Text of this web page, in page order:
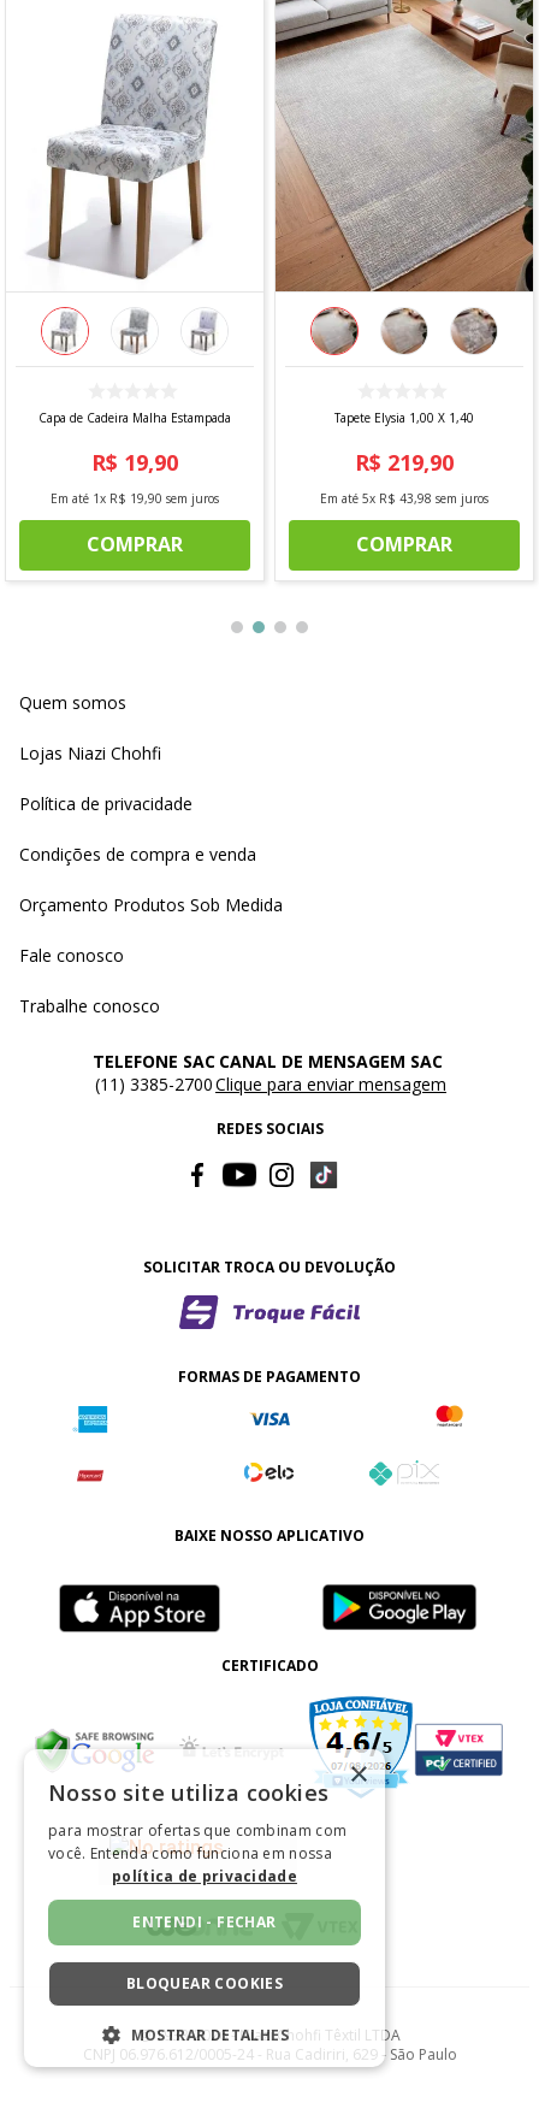
Capa de Cadeira Malha Estampada
R$ 19,90
Em até 1x R$ 19,90 sem juros
COMPRAR
Tapete Elysia 1,00 X 1,40
R$ 219,90
Em até 5x R$ 43,98 sem juros
COMPRAR
Quem somos
Lojas Niazi Chohfi
Política de privacidade
Condições de compra e venda
Orçamento Produtos Sob Medida
Fale conosco
Trabalhe conosco
TELEFONE SAC
(11) 3385-2700
CANAL DE MENSAGEM SAC
Clique para enviar mensagem
REDES SOCIAIS
SOLICITAR TROCA OU DEVOLUÇÃO
FORMAS DE PAGAMENTO
BAIXE NOSSO APLICATIVO
CERTIFICADO
@ 1933-2026 - Niazi Chohfi Têxtil LTDA
CNPJ 06.976.612/0005-24 - Rua Cadiriri, 629 - São Paulo
×
Nosso site utiliza cookies
para mostrar ofertas que combinam com
você. Entenda como funciona em nossa
política de privacidade
ENTENDI - FECHAR
BLOQUEAR COOKIES
MOSTRAR DETALHES
ESTRITAMENTE NECESSÁRIOS